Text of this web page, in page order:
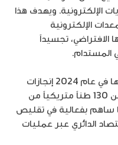
الإلكترونية. ويهدف هذا
الإلكترونية
الافتراضي، تجسيداً
المستدام.
وقد حققت هذه الشراكة منذ انطلاقها في عام 2024 إنجازات
ملموسة، شملت إعادة تدوير أكثر من 130 طناً متريكياً من
ساهم بفعالية في تقليص
الدائري عبر عمليات